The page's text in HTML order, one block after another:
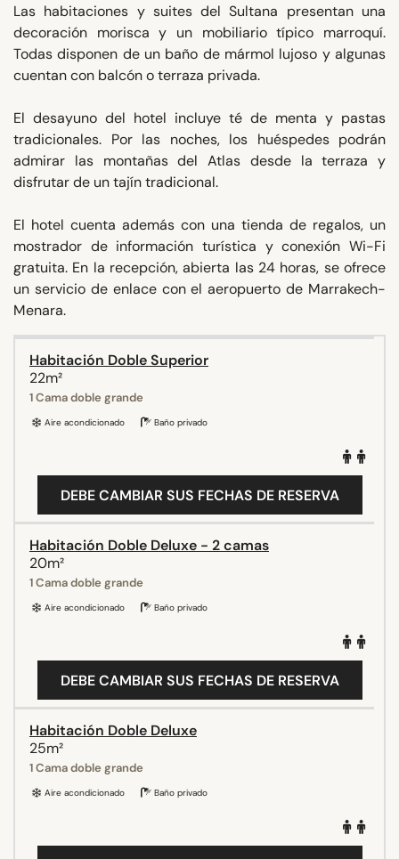
Las habitaciones y suites del Sultana presentan una
decoración morisca y un mobiliario típico marroquí.
Todas disponen de un baño de mármol lujoso y algunas
cuentan con balcón o terraza privada.
El desayuno del hotel incluye té de menta y pastas
tradicionales. Por las noches, los huéspedes podrán
admirar las montañas del Atlas desde la terraza y
disfrutar de un tajín tradicional.
El hotel cuenta además con una tienda de regalos, un
mostrador de información turística y conexión Wi-Fi
gratuita. En la recepción, abierta las 24 horas, se ofrece
un servicio de enlace con el aeropuerto de Marrakech-
Menara.
Habitación Doble Superior
22m²
1 Cama doble grande
Aire acondicionado Baño privado
DEBE CAMBIAR SUS FECHAS DE RESERVA
Habitación Doble Deluxe - 2 camas
20m²
1 Cama doble grande
Aire acondicionado Baño privado
DEBE CAMBIAR SUS FECHAS DE RESERVA
Habitación Doble Deluxe
25m²
1 Cama doble grande
Aire acondicionado Baño privado